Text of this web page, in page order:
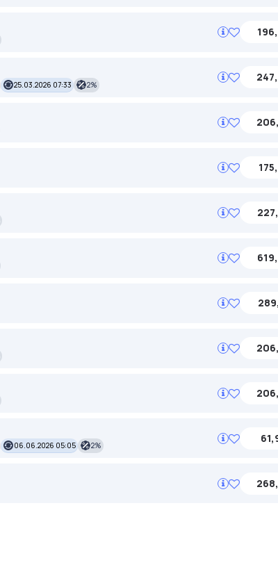
25.03.2026 07:33 2%
06.06.2026 05:05 2%